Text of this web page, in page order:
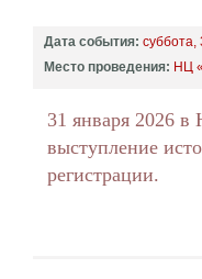
Дата события: суббота,
Место проведения: НЦ
31 января 2026 в
выступление
регистрации.